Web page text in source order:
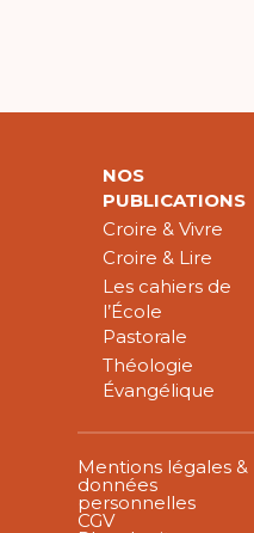
NOS
PUBLICATIONS
Croire & Vivre
Croire & Lire
Les cahiers de
l’École
Pastorale
Théologie
Évangélique
Mentions légales &
données
personnelles
CGV